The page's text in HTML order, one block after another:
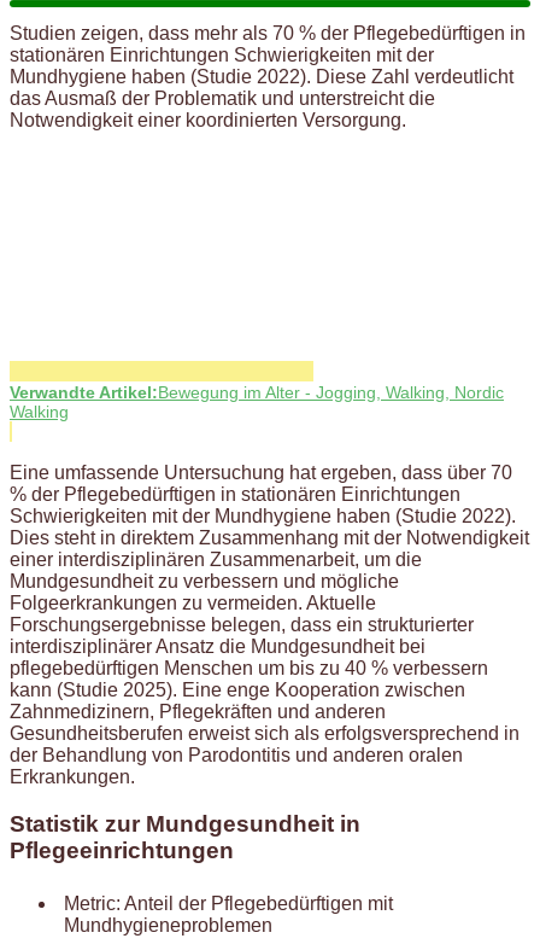
Studien zeigen, dass mehr als 70 % der Pflegebedürftigen in
stationären Einrichtungen Schwierigkeiten mit der
Mundhygiene haben (Studie 2022). Diese Zahl verdeutlicht
das Ausmaß der Problematik und unterstreicht die
Notwendigkeit einer koordinierten Versorgung.
Verwandte Artikel:Bewegung im Alter - Jogging, Walking, Nordic
Walking
Eine umfassende Untersuchung hat ergeben, dass über 70
% der Pflegebedürftigen in stationären Einrichtungen
Schwierigkeiten mit der Mundhygiene haben (Studie 2022).
Dies steht in direktem Zusammenhang mit der Notwendigkeit
einer interdisziplinären Zusammenarbeit, um die
Mundgesundheit zu verbessern und mögliche
Folgeerkrankungen zu vermeiden. Aktuelle
Forschungsergebnisse belegen, dass ein strukturierter
interdisziplinärer Ansatz die Mundgesundheit bei
pflegebedürftigen Menschen um bis zu 40 % verbessern
kann (Studie 2025). Eine enge Kooperation zwischen
Zahnmedizinern, Pflegekräften und anderen
Gesundheitsberufen erweist sich als erfolgsversprechend in
der Behandlung von Parodontitis und anderen oralen
Erkrankungen.
Statistik zur Mundgesundheit in
Pflegeeinrichtungen
Metric: Anteil der Pflegebedürftigen mit
Mundhygieneproblemen